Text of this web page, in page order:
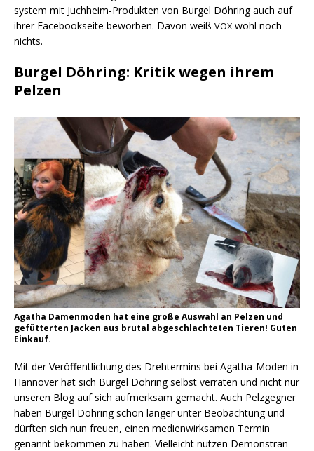
sys­tem mit Juch­heim-Pro­duk­ten von Bur­gel Döh­ring auch auf
ihrer Face­book­sei­te bewor­ben. Davon weiß VOX wohl noch
nichts.
Burgel Döhring: Kritik wegen ihrem
Pelzen
Aga­tha Damen­mo­den hat eine gro­ße Aus­wahl an Pel­zen und
gefüt­ter­ten Jacken aus bru­tal abge­schlach­te­ten Tie­ren! Guten
Einkauf.
Mit der Ver­öf­fent­li­chung des Dreh­ter­mins bei Aga­tha-Moden in
Han­no­ver hat sich Bur­gel Döh­ring selbst ver­ra­ten und nicht nur
unse­ren Blog auf sich auf­merk­sam gemacht. Auch Pelz­geg­ner
haben Bur­gel Döh­ring schon län­ger unter Beob­ach­tung und
dürf­ten sich nun freu­en, einen medi­en­wirk­sa­men Ter­min
genannt bekom­men zu haben. Viel­leicht nut­zen Demons­tran­